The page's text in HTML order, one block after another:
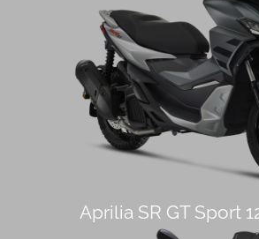
Aprilia SR GT Sport